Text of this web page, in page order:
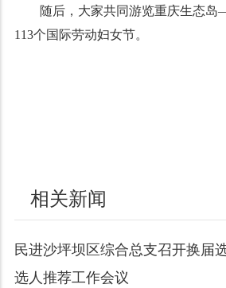
随后，大家共同游览重庆生态
113个国际劳动妇女节。
相关新闻
民进沙坪坝区综合总支召开换届
选人推荐工作会议